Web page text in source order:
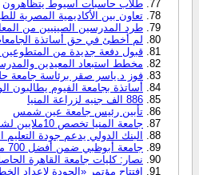
طلاب حاسبات أسيوط يتظاهرون
تعاون بين الأكاديمية المصرية
طرد المدرسين الصينيين من
لم أخطئ في حق أساتذة الجامعات
قبول دفعة جديدة من
مخطط استبعاد المعيدين
فوز د.ياسر صقر برئاسة جامعة
أساتذة بجامعة الفيوم يطالبون
886 الف جنيه لزراعة المنيا
تأبين رئيس جامعة عين شمس
جامعة المنيا تخصص 10ملايين لشراء استراحة بالقاهرة
البنك الدولي يدعم جودة التعليم
جامعة أبوظبي ضمن أفضل 700 مؤسسة للتعليم العالي في العالم
نصار: كليات جامعة القاهرة الحاصلة على الجودة بلغ 11حتى
افتتاح مؤتمر «الجودة لإعداد